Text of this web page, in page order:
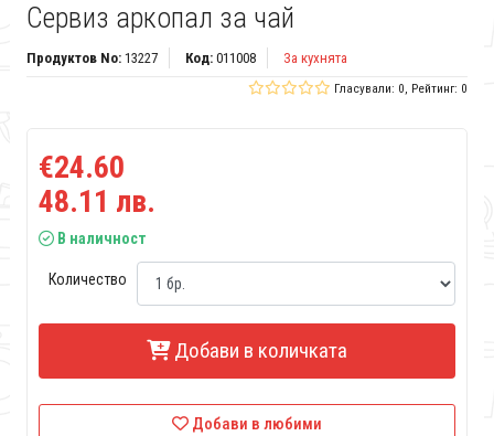
Сервиз аркопал за чай
Продуктов No:13227 Код:011008 За кухнята
Гласували: 0, Рейтинг: 0
€24.60
48.11 лв.
В наличност
Количество
Добави в количката
Добави в любими